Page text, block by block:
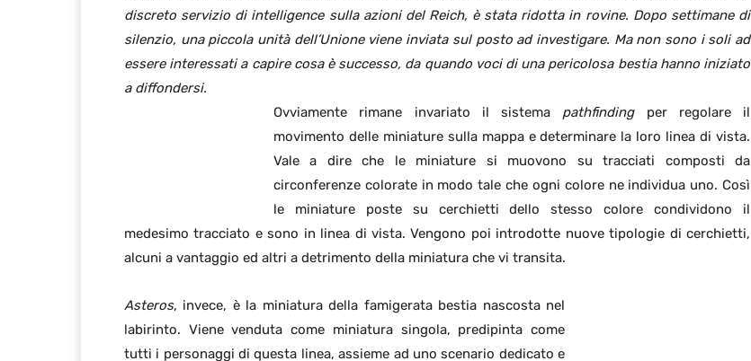
discreto servizio di intelligence sulla azioni del Reich, è stata ridotta in rovine. Dopo settimane di
silenzio, una piccola unità dell’Unione viene inviata sul posto ad investigare. Ma non sono i soli ad
essere interessati a capire cosa è successo, da quando voci di una pericolosa bestia hanno iniziato
a diffondersi.
Ovviamente rimane invariato il sistema pathfindingper regolare il
movimento delle miniature sulla mappa e determinare la loro linea di vista.
Vale a dire che le miniature si muovono su tracciati composti da
circonferenze colorate in modo tale che ogni colore ne individua uno. Così
le miniature poste su cerchietti dello stesso colore condividono il
medesimo tracciato e sono in linea di vista. Vengono poi introdotte nuove tipologie di cerchietti,
alcuni a vantaggio ed altri a detrimento della miniatura che vi transita.
Asteros, invece, è la miniatura della famigerata bestia nascosta nel
labirinto. Viene venduta come miniatura singola, predipinta come
tutti i personaggi di questa linea, assieme ad uno scenario dedicato e